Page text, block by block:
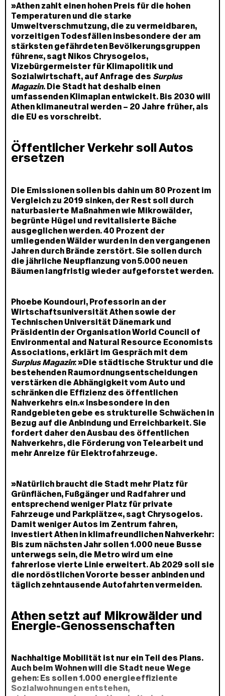
»Athen zahlt einen hohen Preis für die hohen
Temperaturen und die starke
Umweltverschmutzung, die zu vermeidbaren,
vorzeitigen Todesfällen insbesondere der am
stärksten gefährdeten Bevölkerungsgruppen
führen«, sagt Nikos Chrysogelos,
Vizebürgermeister für Klimapolitik und
Sozialwirtschaft, auf Anfrage des Surplus
Magazin. Die Stadt hat deshalb einen
umfassenden Klimaplan entwickelt. Bis 2030 will
Athen klimaneutral werden – 20 Jahre früher, als
die EU es vorschreibt.
Öffentlicher Verkehr soll Autos
ersetzen
Die Emissionen sollen bis dahin um 80 Prozent im
Vergleich zu 2019 sinken, der Rest soll durch
naturbasierte Maßnahmen wie Mikrowälder,
begrünte Hügel und revitalisierte Bäche
ausgeglichen werden. 40 Prozent der
umliegenden Wälder wurden in den vergangenen
Jahren durch Brände zerstört. Sie sollen durch
die jährliche Neupflanzung von 5.000 neuen
Bäumen langfristig wieder aufgeforstet werden.
Phoebe Koundouri, Professorin an der
Wirtschaftsuniversität Athen sowie der
Technischen Universität Dänemark und
Präsidentin der Organisation World Council of
Environmental and Natural Resource Economists
Associations, erklärt im Gespräch mit dem
Surplus Magazin: »Die städtische Struktur und die
bestehenden Raumordnungsentscheidungen
verstärken die Abhängigkeit vom Auto und
schränken die Effizienz des öffentlichen
Nahverkehrs ein.« Insbesondere in den
Randgebieten gebe es strukturelle Schwächen in
Bezug auf die Anbindung und Erreichbarkeit. Sie
fordert daher den Ausbau des öffentlichen
Nahverkehrs, die Förderung von Telearbeit und
mehr Anreize für Elektrofahrzeuge.
»Natürlich braucht die Stadt mehr Platz für
Grünflächen, Fußgänger und Radfahrer und
entsprechend weniger Platz für private
Fahrzeuge und Parkplätze«, sagt Chrysogelos.
Damit weniger Autos im Zentrum fahren,
investiert Athen in klimafreundlichen Nahverkehr:
Bis zum nächsten Jahr sollen 1.000 neue Busse
unterwegs sein, die Metro wird um eine
fahrerlose vierte Linie erweitert. Ab 2029 soll sie
die nordöstlichen Vororte besser anbinden und
täglich zehntausende Autofahrten vermeiden.
Athen setzt auf Mikrowälder und
Energie-Genossenschaften
Nachhaltige Mobilität ist nur ein Teil des Plans.
Auch beim Wohnen will die Stadt neue Wege
gehen: Es sollen 1.000 energieeffiziente
Sozialwohnungen entstehen,